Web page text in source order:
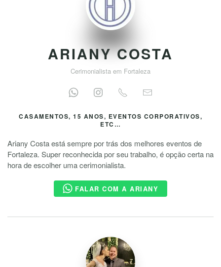
ARIANY COSTA
Cerimonialista em Fortaleza
CASAMENTOS, 15 ANOS, EVENTOS CORPORATIVOS,
ETC…
Ariany Costa está sempre por trás dos melhores eventos de
Fortaleza. Super reconhecida por seu trabalho, é opção certa na
hora de escolher uma cerimonialista.
FALAR COM A ARIANY